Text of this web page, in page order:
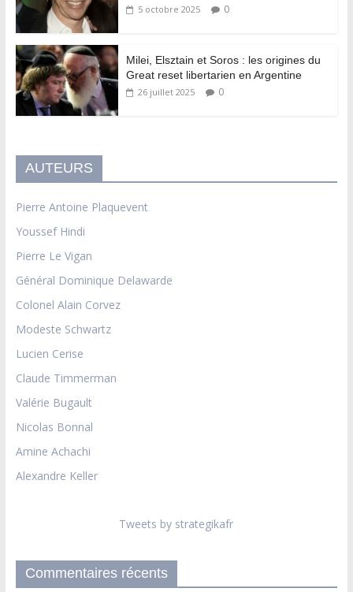
5 octobre 2025 0
Milei, Elsztain et Soros : les origines du
Great reset libertarien en Argentine
26 juillet 2025 0
AUTEURS
Pierre Antoine Plaquevent
Youssef Hindi
Pierre Le Vigan
Général Dominique Delawarde
Colonel Alain Corvez
Modeste Schwartz
Lucien Cerise
Claude Timmerman
Valérie Bugault
Nicolas Bonnal
Amine Achachi
Alexandre Keller
Tweets by strategikafr
Commentaires récents